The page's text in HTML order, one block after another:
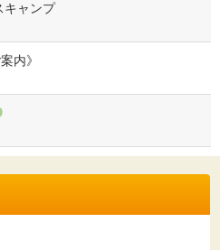
ャンプ
内》